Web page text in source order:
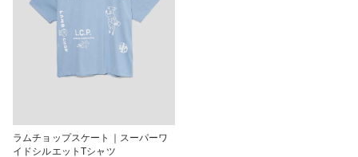
ラムチョップスケート｜スーパーワ
イドシルエットTシャツ